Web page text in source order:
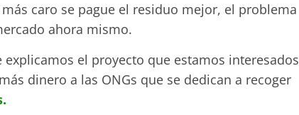
caro se pague el residuo mejor, el problema
ahora mismo.
el proyecto que estamos interesados
dinero a las ONGs que se dedican a recoger